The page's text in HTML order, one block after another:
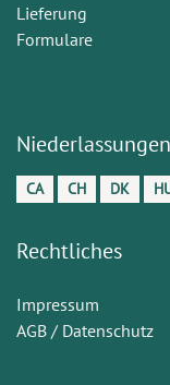
Lieferung
Formulare
Niederlassungen
CA CH DK
Rechtliches
Impressum
AGB / Datenschutz